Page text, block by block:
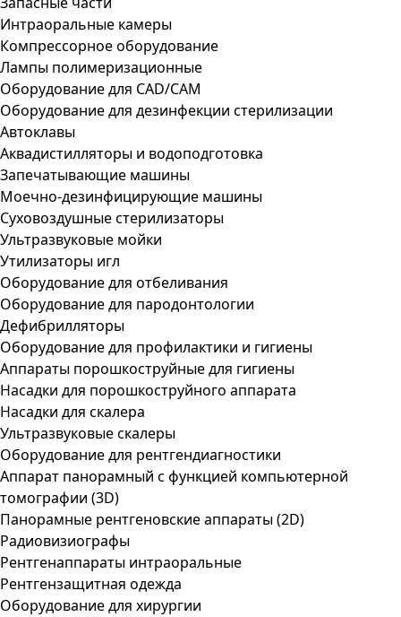
Интраоральные камеры
Компрессорное оборудование
Лампы полимеризационные
Оборудование для CAD/CAM
Оборудование для дезинфекции стерилизации
Автоклавы
Аквадистилляторы и водоподготовка
Запечатывающие машины
Моечно-дезинфицирующие машины
Суховоздушные стерилизаторы
Ультразвуковые мойки
Утилизаторы игл
Оборудование для отбеливания
Оборудование для пародонтологии
Дефибрилляторы
Оборудование для профилактики и гигиены
Аппараты порошкоструйные для гигиены
Насадки для порошкоструйного аппарата
Насадки для скалера
Ультразвуковые скалеры
Оборудование для рентгендиагностики
Аппарат панорамный с функцией компьютерной
томографии (3D)
Панорамные рентгеновские аппараты (2D)
Радиовизиографы
Рентгенаппараты интраоральные
Рентгензащитная одежда
Оборудование для хирургии